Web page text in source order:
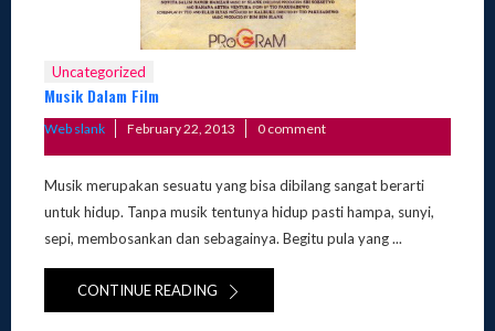
Uncategorized
Musik Dalam Film
Web slank
Posted
February 22, 2013 0 comment
Musik merupakan sesuatu yang bisa dibilang sangat berarti
untuk hidup. Tanpa musik tentunya hidup pasti hampa, sunyi,
sepi, membosankan dan sebagainya. Begitu pula yang ...
CONTINUE READING